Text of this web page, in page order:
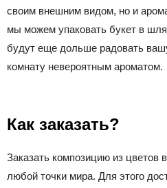
своим внешним видом, но и
мы можем упаковать букет в
будут еще дольше радовать
комнату невероятным ароматом.
Как заказать?
Заказать композицию из
любой точки мира. Для этого